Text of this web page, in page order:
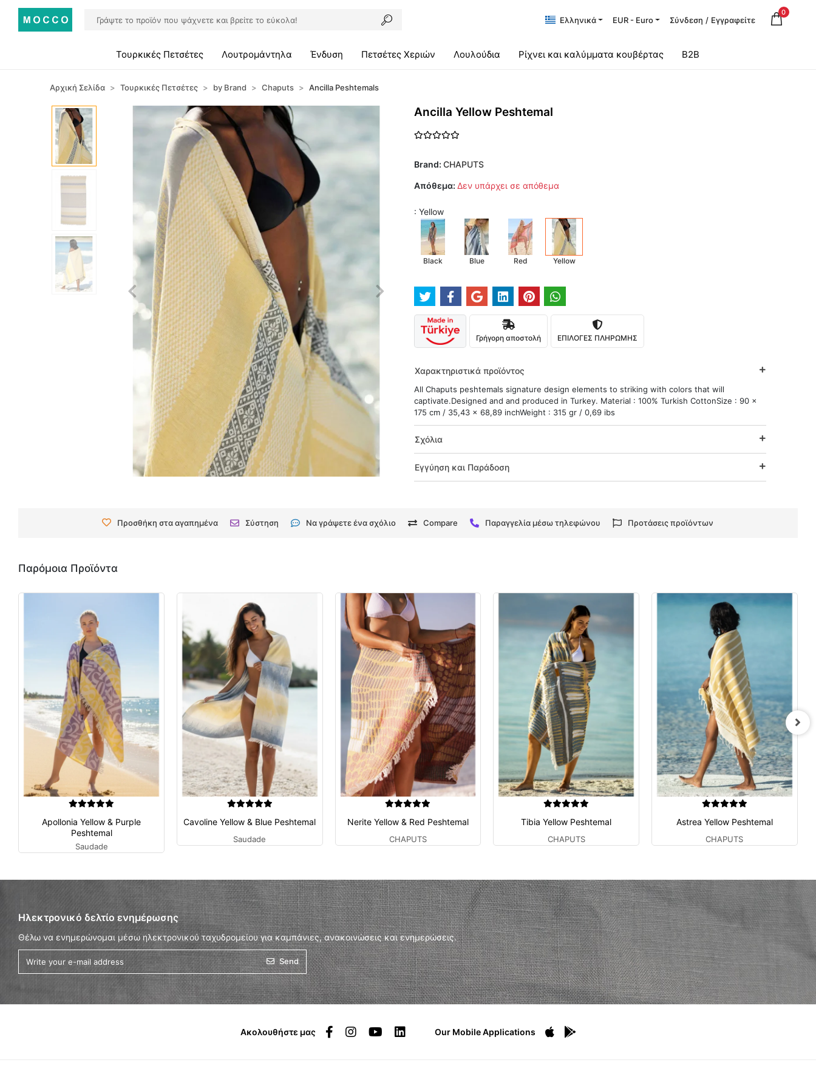
Ελληνικά EUR - Euro Σύνδεση / Εγγραφείτε
0
Τουρκικές Πετσέτες Λουτρομάντηλα Ένδυση Πετσέτες Χεριών Λουλούδια Ρίχνει και καλύμματα κουβέρτας B2B
Αρχική Σελίδα Τουρκικές Πετσέτες by Brand Chaputs Ancilla Peshtemals
Ancilla Yellow Peshtemal
Brand: CHAPUTS
Απόθεμα: Δεν υπάρχει σε απόθεμα
: Yellow
Black Blue Red Yellow
Γρήγορη αποστολή ΕΠΙΛΟΓΕΣ ΠΛΗΡΩΜΗΣ
Χαρακτηριστικά προϊόντος
All Chaputs peshtemals signature design elements to striking with colors that will
captivate.Designed and and produced in Turkey. Material : 100% Turkish CottonSize : 90 x
175 cm / 35,43 x 68,89 inchWeight : 315 gr / 0,69 ibs
Σχόλια
Εγγύηση και Παράδοση
Προσθήκη στα αγαπημένα Σύστηση Να γράψετε ένα σχόλιο Compare Παραγγελία μέσω τηλεφώνου Προτάσεις προϊόντων
Παρόμοια Προϊόντα
Apollonia Yellow & Purple
Peshtemal
Saudade
Cavoline Yellow & Blue Peshtemal
Saudade
Nerite Yellow & Red Peshtemal
CHAPUTS
Tibia Yellow Peshtemal
CHAPUTS
Astrea Yellow Peshtemal
CHAPUTS
Ηλεκτρονικό δελτίο ενημέρωσης
Θέλω να ενημερώνομαι μέσω ηλεκτρονικού ταχυδρομείου για καμπάνιες, ανακοινώσεις και ενημερώσεις.
Send
Ακολουθήστε μας Our Mobile Applications